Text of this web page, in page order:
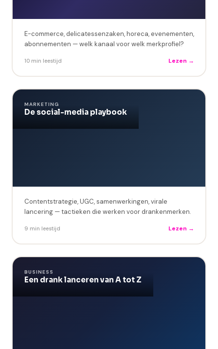
E-commerce, delicatessenzaken, horeca, evenementen,
abonnementen — welk kanaal voor welk merkprofiel?
10 min leestijd Lezen →
MARKETING
De social-media playbook
Contentstrategie, UGC, samenwerkingen, virale
lancering — tactieken die werken voor drankenmerken.
9 min leestijd Lezen →
BUSINESS
Een drank lanceren van A tot Z